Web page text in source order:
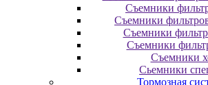
Съемники
Съемники
Съемники
Съемники
Съемники
Сьемники
Тормозная